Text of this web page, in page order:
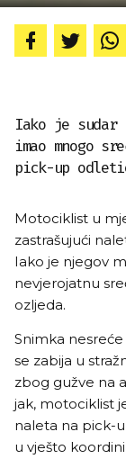
Iako je
imao mnogo
pick-up
Motociklist u
zastrašujući
Iako je njegov
nevjerojatnu
ozljeda.
Snimka
se zabija u
zbog gužve na
jak, motociklist
naleta na pick-
u vješto